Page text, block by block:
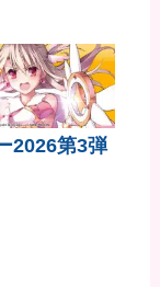
2026第3弾